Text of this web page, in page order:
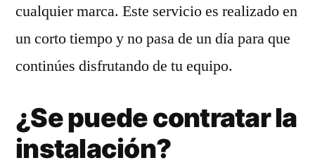
cualquier marca. Este servicio es realizado en
un corto tiempo y no pasa de un día para que
continúes disfrutando de tu equipo.
¿Se puede contratar la
instalación?